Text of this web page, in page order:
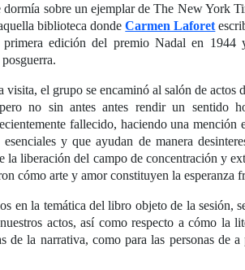
dormía sobre un ejemplar de The New York
biblioteca dondeCarmen Laforet
primera edición del premio Nadal en 1944
visita, el grupo se encaminó al salón de
no sin antes antes rendir un sentido
fallecido, haciendo una mención
esenciales y que ayudan de manera
la liberación del campo de concentración y
cómo arte y amor constituyen la esperanza
en la temática del libro objeto de la sesión,
actos, así como respecto a cómo la
de la narrativa, como para las personas